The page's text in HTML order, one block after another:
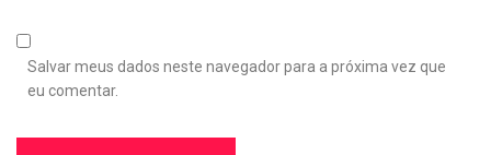
Salvar meus dados neste navegador para a próxima vez que
eu comentar.